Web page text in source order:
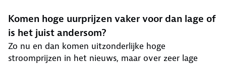
Komen hoge uurprijzen vaker voor dan lage of
is het juist andersom?
Zo nu en dan komen uitzonderlijke hoge
stroomprijzen in het nieuws, maar over zeer lage